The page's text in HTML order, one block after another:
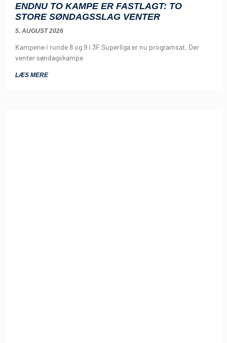
ENDNU TO KAMPE ER FASTLAGT: TO
STORE SØNDAGSSLAG VENTER
5. AUGUST 2026
Kampene i runde 8 og 9 i 3F Superliga er nu programsat. Der
venter søndagskampe
LÆS MERE